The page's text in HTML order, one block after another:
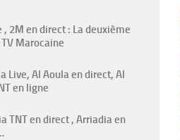
, 2M en direct : La deuxième
Marocaine
Live, Al Aoula en direct, Al
en ligne
TNT en direct , Arriadia en